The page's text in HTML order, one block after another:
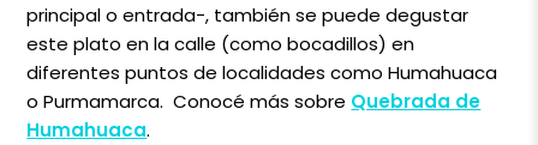
principal o entrada-, también se puede degustar
este plato en la calle (como bocadillos) en
diferentes puntos de localidades como Humahuaca
o Purmamarca. Conocé más sobre Quebrada de
Humahuaca.